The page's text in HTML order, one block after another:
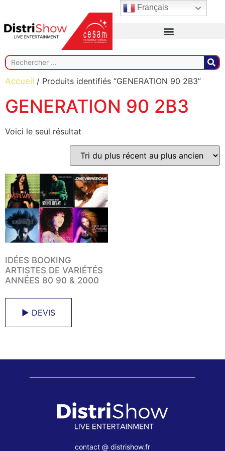
Accueil / Produits identifiés “GENERATION 90 2B3”
GENERATION 90 2B3
Voici le seul résultat
IDÉES BOOKING
ARTISTES DE VARIÉTÉS
ANNÉES 80 90 & 2000
► DEVIS
contact @ distrishow.fr
Français